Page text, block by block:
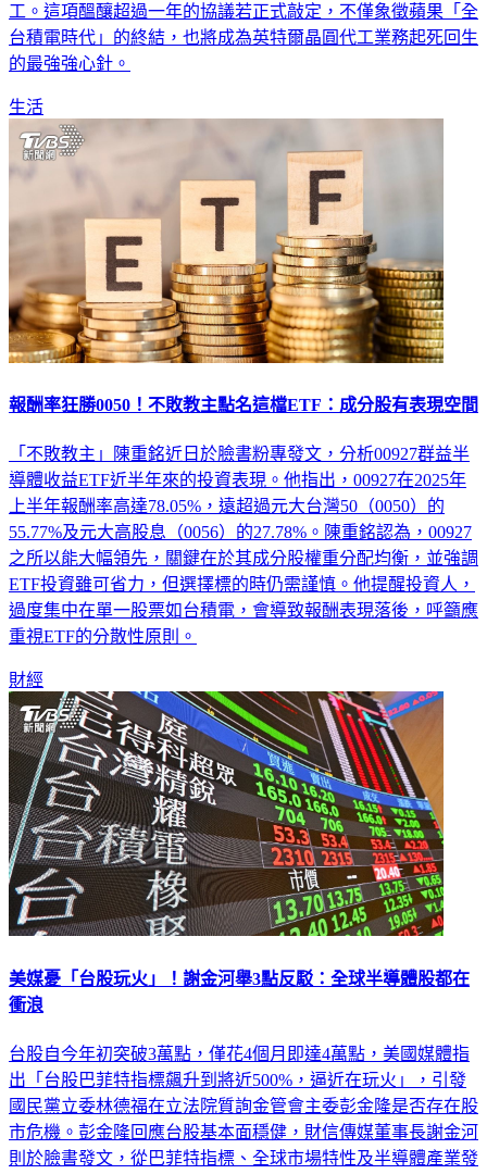
工。這項醞釀超過一年的協議若正式敲定，不僅象徵蘋果「全
台積電時代」的終結，也將成為英特爾晶圓代工業務起死回生
的最強強心針。
生活
報酬率狂勝0050！不敗教主點名這檔ETF：成分股有表現空間
「不敗教主」陳重銘近日於臉書粉專發文，分析00927群益半
導體收益ETF近半年來的投資表現。他指出，00927在2025年
上半年報酬率高達78.05%，遠超過元大台灣50（0050）的
55.77%及元大高股息（0056）的27.78%。陳重銘認為，00927
之所以能大幅領先，關鍵在於其成分股權重分配均衡，並強調
ETF投資雖可省力，但選擇標的時仍需謹慎。他提醒投資人，
過度集中在單一股票如台積電，會導致報酬表現落後，呼籲應
重視ETF的分散性原則。
財經
美媒憂「台股玩火」！謝金河舉3點反駁：全球半導體股都在
衝浪
台股自今年初突破3萬點，僅花4個月即達4萬點，美國媒體指
出「台股巴菲特指標飆升到將近500%，逼近在玩火」，引發
國民黨立委林德福在立法院質詢金管會主委彭金隆是否存在股
市危機。彭金隆回應台股基本面穩健，財信傳媒董事長謝金河
則於臉書發文，從巴菲特指標、全球市場特性及半導體產業發